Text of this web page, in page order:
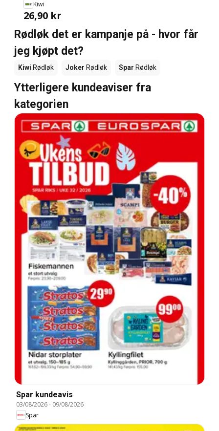
Kiwi
26,90 kr
Rødløk det er kampanje på - hvor får
jeg kjøpt det?
Kiwi Rødløk Joker Rødløk Spar Rødløk
Ytterligere kundeaviser fra
kategorien
Spar kundeavis
03/08/2026- 09/08/2026
Spar